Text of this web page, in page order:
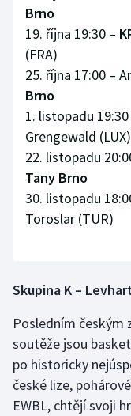
Brno
19. října 19:30 –
(FRA)
25. října 17:00 –
Brno
1. listopadu 19:30
Grengewald (LUX)
22. listopadu
Tany Brno
30. listopadu
Toroslar (TUR)
Skupina K –
Posledním českým
soutěže jsou
po historicky
české lize,
EWBL, chtějí svoji